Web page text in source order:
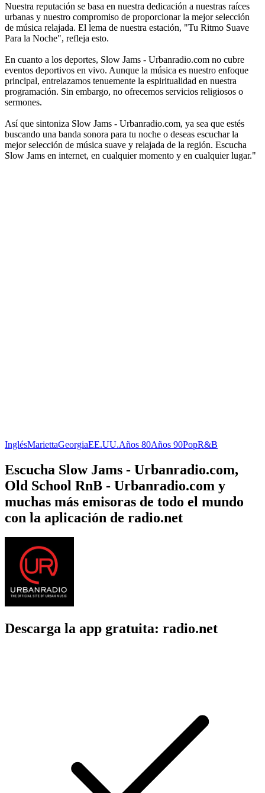
Nuestra reputación se basa en nuestra dedicación a nuestras raíces
urbanas y nuestro compromiso de proporcionar la mejor selección
de música relajada. El lema de nuestra estación, "Tu Ritmo Suave
Para la Noche", refleja esto.
En cuanto a los deportes, Slow Jams - Urbanradio.com no cubre
eventos deportivos en vivo. Aunque la música es nuestro enfoque
principal, entrelazamos tenuemente la espiritualidad en nuestra
programación. Sin embargo, no ofrecemos servicios religiosos o
sermones.
Así que sintoniza Slow Jams - Urbanradio.com, ya sea que estés
buscando una banda sonora para tu noche o deseas escuchar la
mejor selección de música suave y relajada de la región. Escucha
Slow Jams en internet, en cualquier momento y en cualquier lugar."
InglésMariettaGeorgiaEE.UU.Años 80Años 90PopR&B
Escucha Slow Jams - Urbanradio.com,
Old School RnB - Urbanradio.com y
muchas más emisoras de todo el mundo
con la aplicación de radio.net
Descarga la app gratuita: radio.net